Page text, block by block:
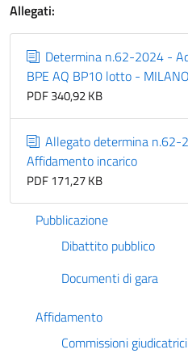
Allegati:
Determina n.62-2024 -
BPE AQ BP10 lotto -
PDF 340,92 KB
Allegato determina n.62-
Affidamento incarico
PDF 171,27 KB
Pubblicazione
Dibattito pubblico
Documenti di gara
Affidamento
Commissioni giudicatrici